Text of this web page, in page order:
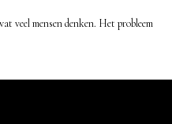
veel mensen denken. Het probleem